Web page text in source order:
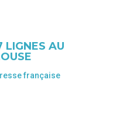
LIGNES AU
française